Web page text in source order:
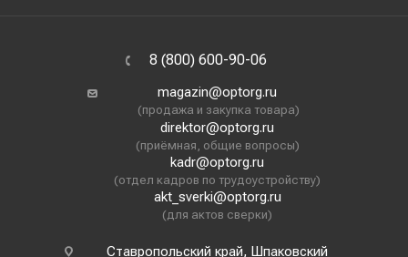
8 (800) 600-90-06
magazin@optorg.ru
(продажа и закупка товара)
direktor@optorg.ru
(приёмная, общие вопросы)
kadr@optorg.ru
(отдел кадров по трудоустройству)
akt_sverki@optorg.ru
(для актов сверки)
Ставропольский край, Шпаковский